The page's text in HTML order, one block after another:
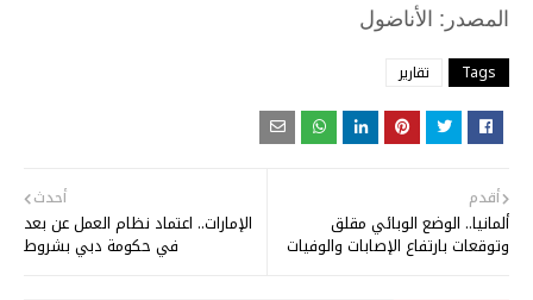
المصدر : الأناضول
Tags تقارير
أحدث
الإمارات.. اعتماد نظام العمل عن بعد
في حكومة دبي بشروط
أقدم
ألمانيا.. الوضع الوبائي مقلق
وتوقعات بارتفاع الإصابات والوفيات